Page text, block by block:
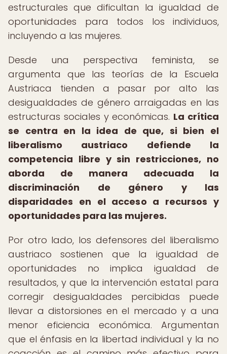
estructurales que dificultan la igualdad de
oportunidades para todos los individuos,
incluyendo a las mujeres.
Desde una perspectiva feminista, se
argumenta que las teorías de la Escuela
Austriaca tienden a pasar por alto las
desigualdades de género arraigadas en las
estructuras sociales y económicas. La crítica
se centra en la idea de que, si bien el
liberalismo austriaco defiende la
competencia libre y sin restricciones, no
aborda de manera adecuada la
discriminación de género y las
disparidades en el acceso a recursos y
oportunidades para las mujeres.
Por otro lado, los defensores del liberalismo
austriaco sostienen que la igualdad de
oportunidades no implica igualdad de
resultados, y que la intervención estatal para
corregir desigualdades percibidas puede
llevar a distorsiones en el mercado y a una
menor eficiencia económica. Argumentan
que el énfasis en la libertad individual y la no